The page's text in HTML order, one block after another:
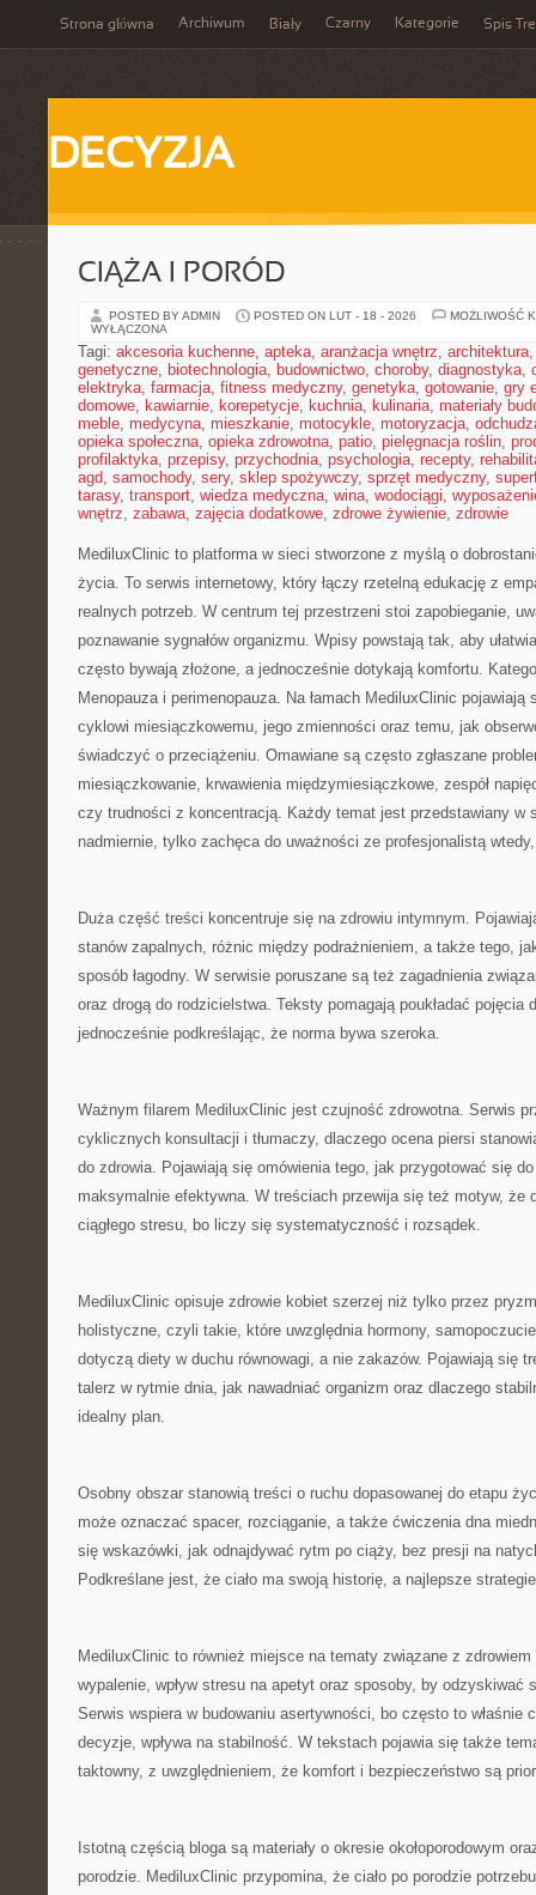
Strona główna Archiwum Biały Czarny Kategorie Spis
DECYZJA
CIĄŻA I PORÓD
POSTED BY ADMIN POSTED ON LUT - 18 - 2026
MOŻLIWOŚĆ
WYŁĄCZONA
Tagi: akcesoria kuchenne, apteka, aranżacja wnętrz, architektura
genetyczne, biotechnologia, budownictwo, choroby, diagnostyka,
elektryka, farmacja, fitness medyczny, genetyka, gotowanie, gry
domowe, kawiarnie, korepetycje, kuchnia, kulinaria, materiały
meble, medycyna, mieszkanie, motocykle, motoryzacja,
opieka społeczna, opieka zdrowotna, patio, pielęgnacja roślin,
profilaktyka, przepisy, przychodnia, psychologia, recepty,
agd, samochody, sery, sklep spożywczy, sprzęt medyczny,
tarasy, transport, wiedza medyczna, wina, wodociągi,
wnętrz, zabawa, zajęcia dodatkowe, zdrowe żywienie, zdrowie
MediluxClinic to platforma w sieci stworzone z myślą o
życia. To serwis internetowy, który łączy rzetelną edukację z
realnych potrzeb. W centrum tej przestrzeni stoi zapobieganie,
poznawanie sygnałów organizmu. Wpisy powstają tak, aby
często bywają złożone, a jednocześnie dotykają komfortu.
Menopauza i perimenopauza. Na łamach MediluxClinic
cyklowi miesiączkowemu, jego zmienności oraz temu, jak
świadczyć o przeciążeniu. Omawiane są często zgłaszane
miesiączkowanie, krwawienia międzymiesiączkowe, zespół
czy trudności z koncentracją. Każdy temat jest przedstawiany w
nadmiernie, tylko zachęca do uważności ze profesjonalistą
Duża część treści koncentruje się na zdrowiu intymnym.
stanów zapalnych, różnic między podrażnieniem, a także tego,
sposób łagodny. W serwisie poruszane są też zagadnienia
oraz drogą do rodzicielstwa. Teksty pomagają poukładać pojęcia
jednocześnie podkreślając, że norma bywa szeroka.
Ważnym filarem MediluxClinic jest czujność zdrowotna. Serwis
cyklicznych konsultacji i tłumaczy, dlaczego ocena piersi
do zdrowia. Pojawiają się omówienia tego, jak przygotować się
maksymalnie efektywna. W treściach przewija się też motyw, że
ciągłego stresu, bo liczy się systematyczność i rozsądek.
MediluxClinic opisuje zdrowie kobiet szerzej niż tylko przez
holistyczne, czyli takie, które uwzględnia hormony,
dotyczą diety w duchu równowagi, a nie zakazów. Pojawiają się
talerz w rytmie dnia, jak nawadniać organizm oraz dlaczego
idealny plan.
Osobny obszar stanowią treści o ruchu dopasowanej do etapu
może oznaczać spacer, rozciąganie, a także ćwiczenia dna
się wskazówki, jak odnajdywać rytm po ciąży, bez presji na
Podkreślane jest, że ciało ma swoją historię, a najlepsze
MediluxClinic to również miejsce na tematy związane z
wypalenie, wpływ stresu na apetyt oraz sposoby, by odzyskiwać
Serwis wspiera w budowaniu asertywności, bo często to właśnie
decyzje, wpływa na stabilność. W tekstach pojawia się także
taktowny, z uwzględnieniem, że komfort i bezpieczeństwo są
Istotną częścią bloga są materiały o okresie okołoporodowym
porodzie. MediluxClinic przypomina, że ciało po porodzie